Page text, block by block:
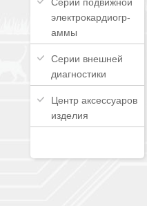
электрокардиогр-
аммы
Серии внешней
диагностики
Центр аксессуаров
изделия